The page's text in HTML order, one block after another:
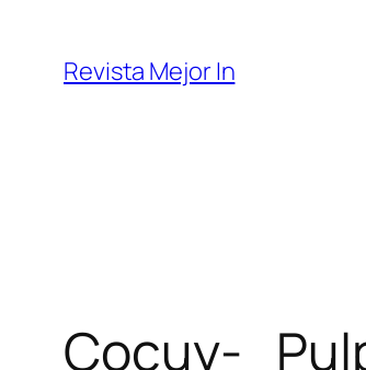
contenido
Revista Mejor In
Cocuy-